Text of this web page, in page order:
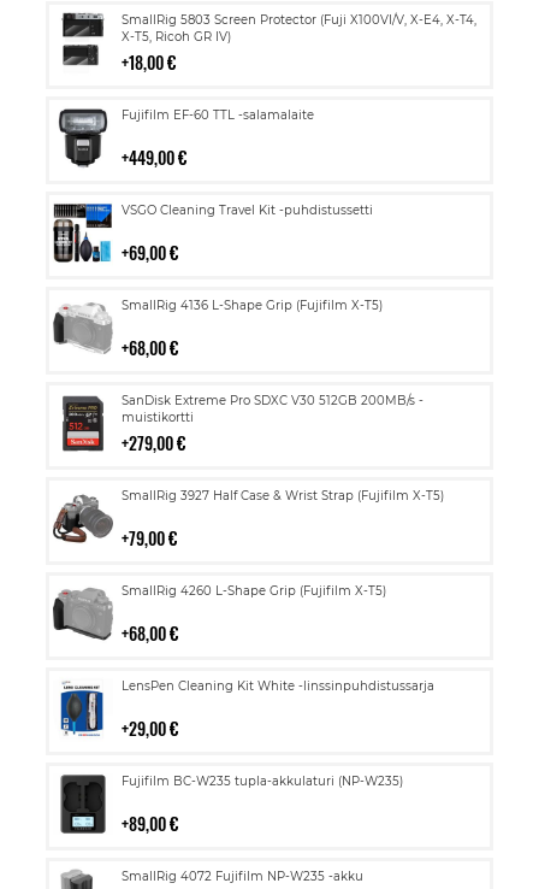
SmallRig 5803 Screen Protector (Fuji X100VI/V, X-E4, X-T4,
X-T5, Ricoh GR IV)
18,00 €
Lisää
ostoskoriin
Fujifilm EF-60 TTL -salamalaite
449,00 €
Lisää
VSGO Cleaning Travel Kit -puhdistussetti
69,00 €
Lisää
SmallRig 4136 L-Shape Grip (Fujifilm X-T5)
68,00 €
Lisää
SanDisk Extreme Pro SDXC V30 512GB 200MB/s -
muistikortti
279,00 €
Lisää
ostoskoriin
SmallRig 3927 Half Case & Wrist Strap (Fujifilm X-T5)
79,00 €
Lisää
SmallRig 4260 L-Shape Grip (Fujifilm X-T5)
68,00 €
Lisää
LensPen Cleaning Kit White -linssinpuhdistussarja
29,00 €
Lisää
Fujifilm BC-W235 tupla-akkulaturi (NP-W235)
89,00 €
Lisää
SmallRig 4072 Fujifilm NP-W235 -akku
Lisää